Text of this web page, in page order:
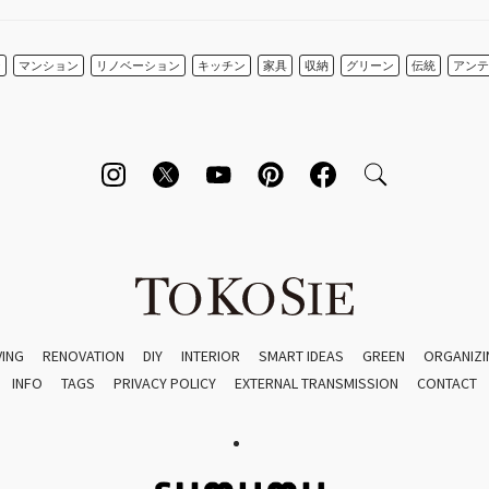
マンション リノベーション キッチン 家具 収納 グリーン 伝統 アン
RENOVATION DIY INTERIOR SMART IDEAS GREEN
INFO
TAGS PRIVACY POLICY EXTERNAL TRANSMISSION CONTACT